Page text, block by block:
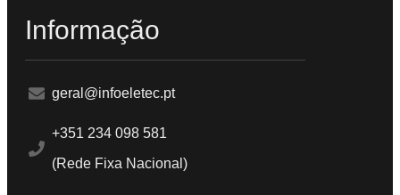
Informação
geral@infoeletec.pt
+351 234 098 581
(Rede Fixa Nacional)